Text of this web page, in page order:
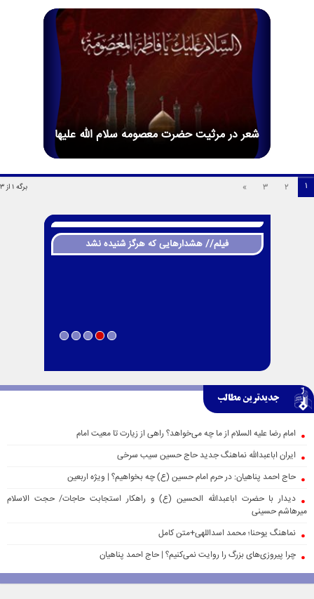
شعر در مرثیت حضرت معصومه سلام الله علیها
برگه 1 از 3 1
2
3
»
فیلم// هشدارهایی که هرگز شنیده نشد
جدیدترین مطالب
امام رضا علیه السلام از ما چه می‌خواهد؟ راهی از زیارت تا معیت امام
ایران اباعبدالله نماهنگ جدید حاج حسین سیب سرخی
حاج احمد پناهیان: در حرم امام حسین (ع) چه بخواهیم؟ | ویژه اربعین
دیدار با حضرت اباعبدالله الحسین (ع) و راهکار استجابت حاجات/ حجت الاسلام
میرهاشم حسینی
نماهنگ یوحنا؛ محمد اسداللهی+متن کامل
چرا پیروزی‌های بزرگ را روایت نمی‌کنیم؟ | حاج احمد پناهیان